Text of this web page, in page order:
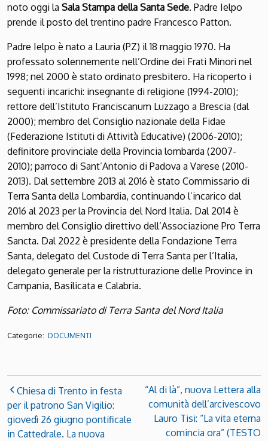
noto oggi la Sala Stampa della Santa Sede. Padre Ielpo
prende il posto del trentino padre Francesco Patton.
Padre Ielpo è nato a Lauria (PZ) il 18 maggio 1970. Ha
professato solennemente nell’Ordine dei Frati Minori nel
1998; nel 2000 è stato ordinato presbitero. Ha ricoperto i
seguenti incarichi: insegnante di religione (1994-2010);
rettore dell’Istituto Franciscanum Luzzago a Brescia (dal
2000); membro del Consiglio nazionale della Fidae
(Federazione Istituti di Attività Educative) (2006-2010);
definitore provinciale della Provincia lombarda (2007-
2010); parroco di Sant’Antonio di Padova a Varese (2010-
2013). Dal settembre 2013 al 2016 è stato Commissario di
Terra Santa della Lombardia, continuando l’incarico dal
2016 al 2023 per la Provincia del Nord Italia. Dal 2014 è
membro del Consiglio direttivo dell’Associazione Pro Terra
Sancta. Dal 2022 è presidente della Fondazione Terra
Santa, delegato del Custode di Terra Santa per l’Italia,
delegato generale per la ristrutturazione delle Province in
Campania, Basilicata e Calabria.
Foto: Commissariato di Terra Santa del Nord Italia
Categorie: DOCUMENTI
Chiesa di Trento in festa
per il patrono San Vigilio:
giovedì 26 giugno pontificale
in Cattedrale. La nuova
“Al di là”, nuova Lettera alla
comunità dell’arcivescovo
Lauro Tisi: “La vita eterna
comincia ora” (TESTO